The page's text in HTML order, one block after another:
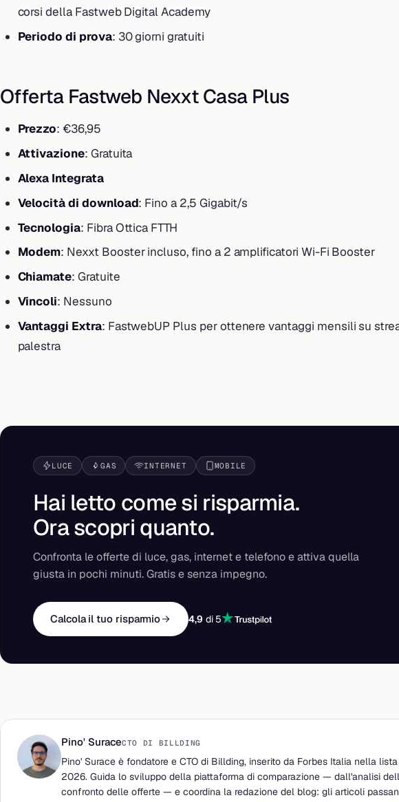
corsi della Fastweb Digital Academy
Periodo di prova: 30 giorni gratuiti
Offerta Fastweb Nexxt Casa Plus
Prezzo: €36,95
Attivazione: Gratuita
Alexa Integrata
Velocità di download: Fino a 2,5 Gigabit/s
Tecnologia: Fibra Ottica FTTH
Modem: Nexxt Booster incluso, fino a 2 amplificatori Wi-Fi Booster
Chiamate: Gratuite
Vincoli: Nessuno
Vantaggi Extra: FastwebUP Plus per ottenere vantaggi mensili su
palestra
LUCE GAS INTERNET MOBILE
Hai letto come si risparmia.
Ora scopri quanto.
Confronta le offerte di luce, gas, internet e telefono e attiva quella
giusta in pochi minuti. Gratis e senza impegno.
Calcola il tuo risparmio 4,9 di 5
Pino' SuraceCTO DI BILLDING
Pino' Surace è fondatore e CTO di Billding, inserito da Forbes Italia nella
2026. Guida lo sviluppo della piattaforma di comparazione — dall'analisi
confronto delle offerte — e coordina la redazione del blog: gli articoli